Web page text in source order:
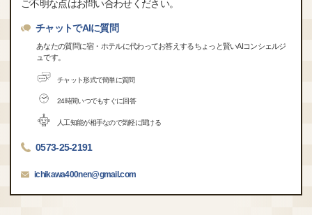
ご不明な点はお問い合わせください。
チャットでAIに質問
あなたの質問に宿・ホテルに代わってお答えするちょっと賢いAIコンシェルジ
ュです。
チャット形式で簡単に質問
24時間いつでもすぐに回答
人工知能が相手なので気軽に聞ける
0573-25-2191
ichikawa400nen@gmail.com